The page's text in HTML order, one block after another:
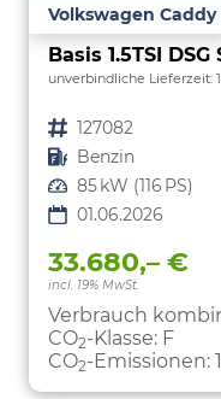
Volkswagen Caddy
unverbindliche Lieferzeit:
Fahrzeugnr. 127082
Kraftstoff Benzin
Leistung 85 kW (116 PS)
01.06.2026
33.680,– €
incl. 19% MwSt.
Verbrauch
CO2-Klasse: F
CO2-Emissionen: